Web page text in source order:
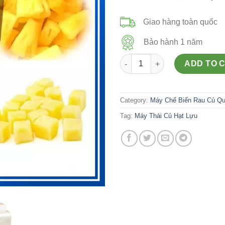
Giao hàng toàn quốc
Bảo hành 1 năm
Máy Thái Củ Hạt Lựu quantity
ADD TO
Category: Máy Chế Biến Rau Củ
Tag: Máy Thái Củ Hạt Lựu